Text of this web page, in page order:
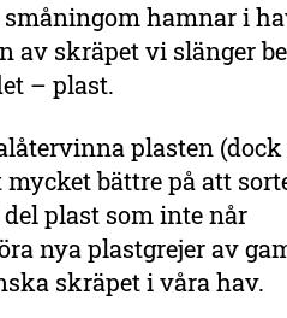
hamnar i
av skräpet vi slänger
– plast.
plasten
bättre på att
plast som inte når
nya plastgrejer av
skräpet i våra hav.